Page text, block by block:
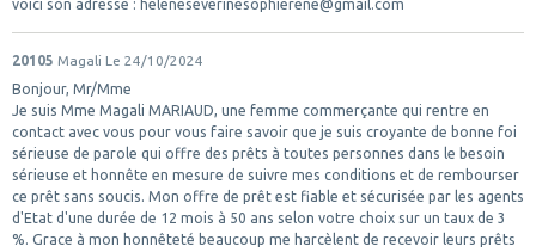
voici son adresse : heleneseverinesophierene@gmail.com
20105 Magali Le 24/10/2024
Bonjour, Mr/Mme
Je suis Mme Magali MARIAUD, une femme commerçante qui rentre en
contact avec vous pour vous faire savoir que je suis croyante de bonne foi
sérieuse de parole qui offre des prêts à toutes personnes dans le besoin
sérieuse et honnête en mesure de suivre mes conditions et de rembourser
ce prêt sans soucis. Mon offre de prêt est fiable et sécurisée par les agents
d'Etat d'une durée de 12 mois à 50 ans selon votre choix sur un taux de 3
%. Grace à mon honnêteté beaucoup me harcèlent de recevoir leurs prêts